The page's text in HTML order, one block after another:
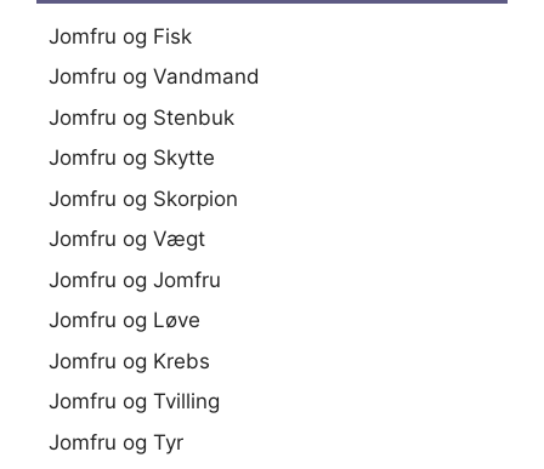
Jomfru og Fisk
Jomfru og Vandmand
Jomfru og Stenbuk
Jomfru og Skytte
Jomfru og Skorpion
Jomfru og Vægt
Jomfru og Jomfru
Jomfru og Løve
Jomfru og Krebs
Jomfru og Tvilling
Jomfru og Tyr